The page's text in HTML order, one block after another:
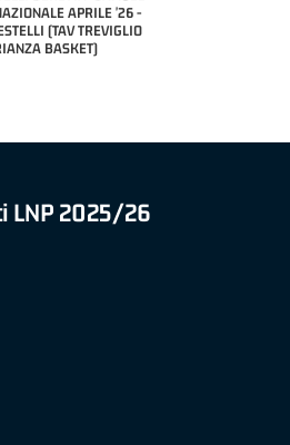
APRILE '26 -
(TAV TREVIGLIO
BASKET)
LNP 2025/26